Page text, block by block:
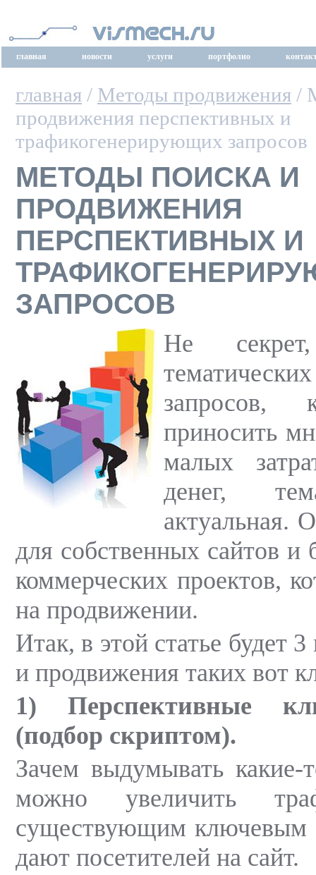
главная новости услуги портфолио
главная / Методы продвижения /
продвижения перспективных и
трафикогенерирующих запросов
МЕТОДЫ ПОИСКА И
ПРОДВИЖЕНИЯ
ПЕРСПЕКТИВНЫХ И
ЗАПРОСОВ
Не
запросов,
приносить
малых
денег,
актуальная.
для собственных сайтов и
коммерческих проектов,
на продвижении.
Итак, в этой статье будет
и продвижения таких вот
1) Перспективные
(подбор скриптом).
Зачем выдумывать какие-
можно увеличить
существующим ключевым
дают посетителей на сайт.